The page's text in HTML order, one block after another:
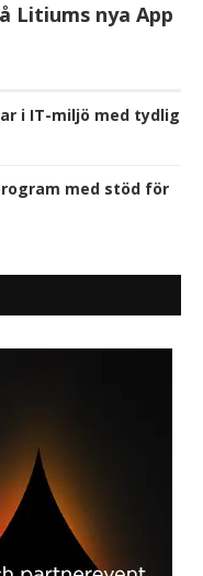
Litiums nya App
i IT-miljö med tydlig
med stöd för